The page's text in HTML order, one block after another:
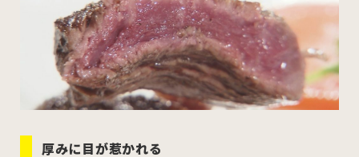
厚みに目が惹かれる